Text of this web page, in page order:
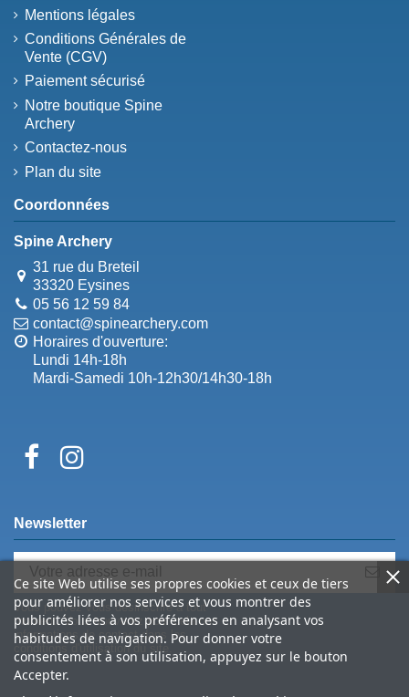
Mentions légales
Conditions Générales de
Vente (CGV)
Paiement sécurisé
Notre boutique Spine
Archery
Contactez-nous
Plan du site
Coordonnées
Spine Archery
31 rue du Breteil
33320 Eysines
05 56 12 59 84
contact@spinearchery.com
Horaires d'ouverture:
Lundi 14h-18h
Mardi-Samedi 10h-12h30/14h30-18h
Ce site Web utilise ses propres cookies et ceux de tiers
pour améliorer nos services et vous montrer des
publicités liées à vos préférences en analysant vos
habitudes de navigation. Pour donner votre
consentement à son utilisation, appuyez sur le bouton
Accepter.
Newsletter
Vous pouvez vous désinscrire à tout
moment. Vous trouverez pour cela nos
informations de contact dans les
conditions d'utilisation du site.